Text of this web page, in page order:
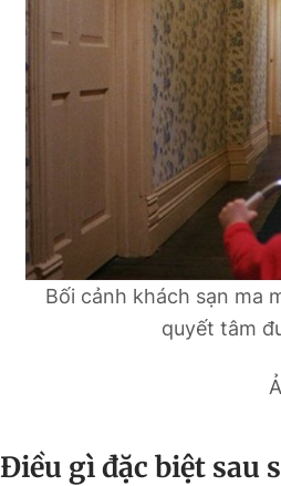
Bối cảnh khách sạn ma
quyết tâm
Điều gì đặc biệt sau